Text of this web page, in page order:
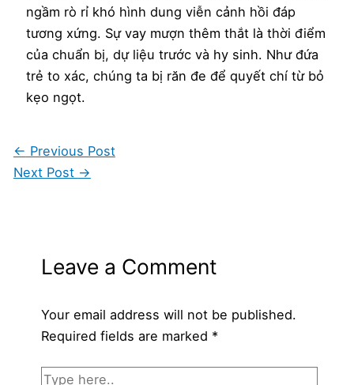
ngầm rò rỉ khó hình dung viễn cảnh hồi đáp
tương xứng. Sự vay mượn thêm thắt là thời điểm
của chuẩn bị, dự liệu trước và hy sinh. Như đứa
trẻ to xác, chúng ta bị răn đe để quyết chí từ bỏ
kẹo ngọt.
← Previous Post
Next Post →
Leave a Comment
Your email address will not be published.
Required fields are marked *
Type